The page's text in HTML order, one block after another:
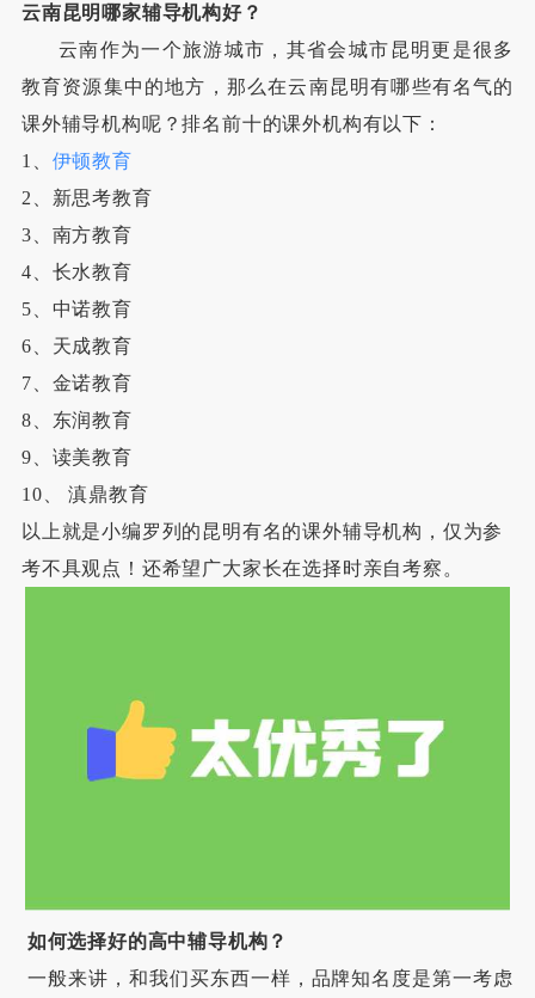
云南昆明哪家辅导机构好？
云南作为一个旅游城市，其省会城市昆明更是很多
教育资源集中的地方，那么在云南昆明有哪些有名气的
课外辅导机构呢？排名前十的课外机构有以下：
1、 伊顿教育
2、新思考教育
3、南方教育
4、长水教育
5、中诺教育
6、天成教育
7、金诺教育
8、东润教育
9、读美教育
10、 滇鼎教育
以上就是小编罗列的昆明有名的课外辅导机构，仅为参
考不具观点！还希望广大家长在选择时亲自考察。
如何选择好的高中辅导机构？
一般来讲，和我们买东西一样，品牌知名度是第一考虑